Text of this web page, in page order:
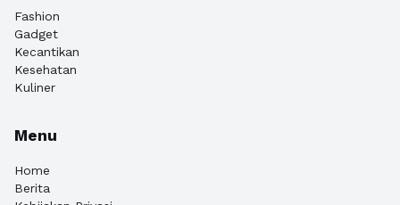
Fashion
Gadget
Kecantikan
Kesehatan
Kuliner
Menu
Home
Berita